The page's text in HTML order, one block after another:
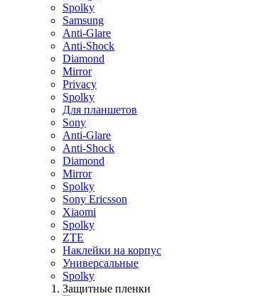
Spolky
Samsung
Anti-Glare
Anti-Shock
Diamond
Mirror
Privacy
Spolky
Для планшетов
Sony
Anti-Glare
Anti-Shock
Diamond
Mirror
Spolky
Sony Ericsson
Xiaomi
Spolky
ZTE
Наклейки на корпус
Универсальные
Spolky
Защитные пленки